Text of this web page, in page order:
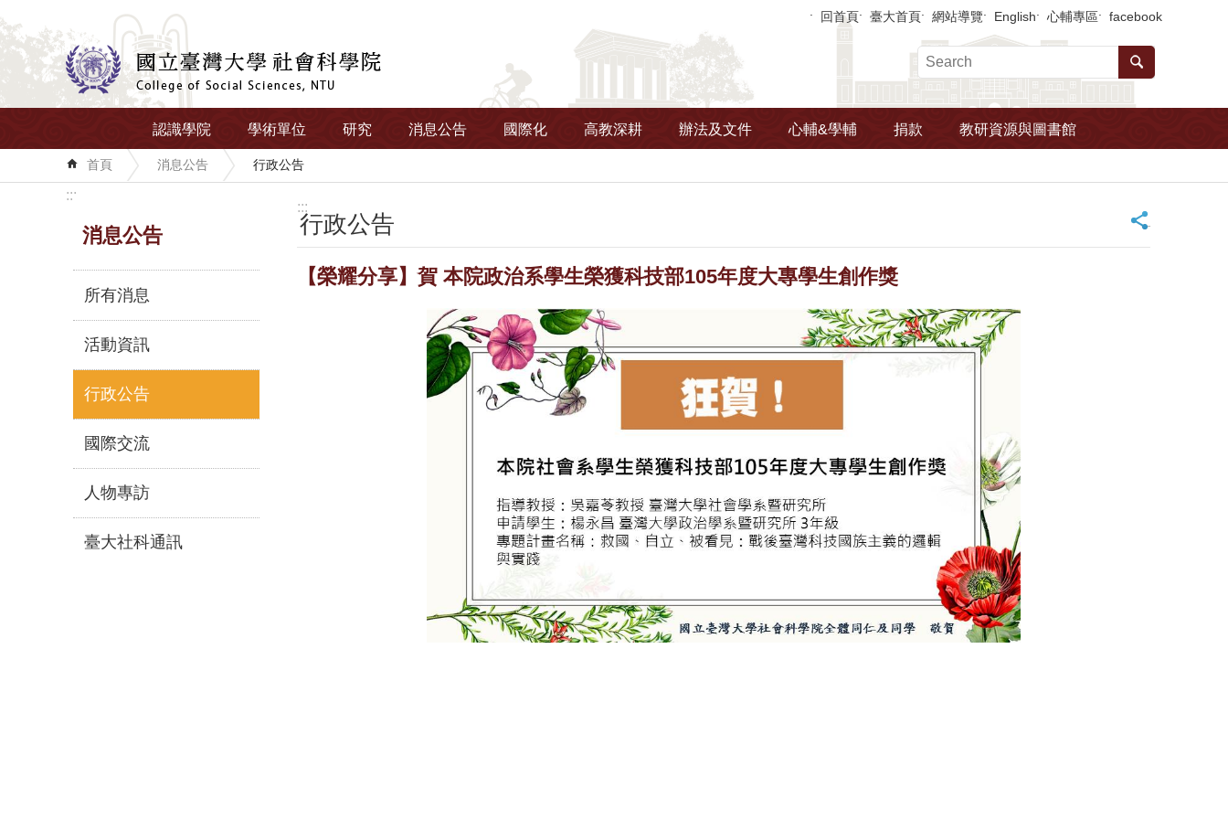
跳到主要內容區塊 回首頁 臺大首頁 網站導覽 English 心輔專區 facebook
認識學院 學術單位 研究 消息公告 國際化 高教深耕 辦法及文件 心輔&學輔 捐款 教研資源與圖書館
首頁 消息公告 行政公告
:::
消息公告
所有消息
活動資訊
行政公告
國際交流
人物專訪
臺大社科通訊
:::
行政公告 _
【榮耀分享】賀 本院政治系學生榮獲科技部105年度大專學生創作獎